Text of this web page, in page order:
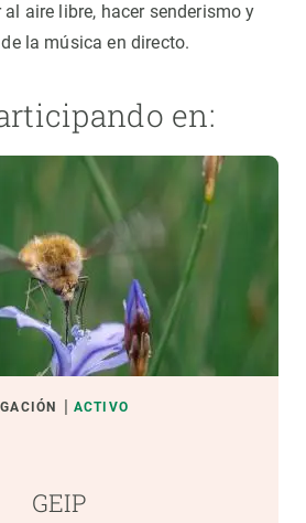
aire libre, hacer senderismo y
la música en directo.
en:
ACTIVO
GEIP